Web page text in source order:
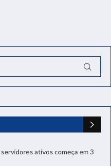
ativos começa em 3